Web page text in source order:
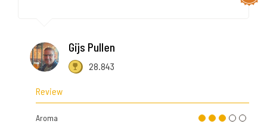
Gijs Pullen
28.843
Review
Aroma